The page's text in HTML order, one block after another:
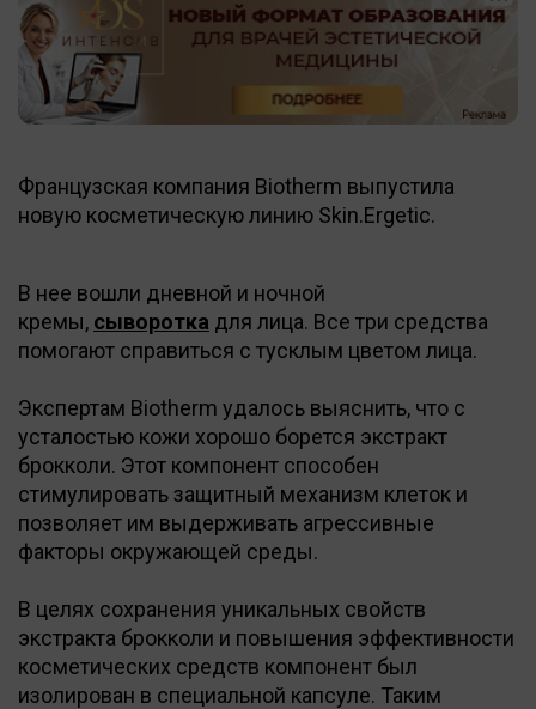
Французская компания Biotherm выпустила
новую косметическую линию Skin.Ergetic.
В нее вошли дневной и ночной
кремы, сыворотка для лица. Все три средства
помогают справиться с тусклым цветом лица.
Экспертам Biotherm удалось выяснить, что с
усталостью кожи хорошо борется экстракт
брокколи. Этот компонент способен
стимулировать защитный механизм клеток и
позволяет им выдерживать агрессивные
факторы окружающей среды.
В целях сохранения уникальных свойств
экстракта брокколи и повышения эффективности
косметических средств компонент был
изолирован в специальной капсуле. Таким